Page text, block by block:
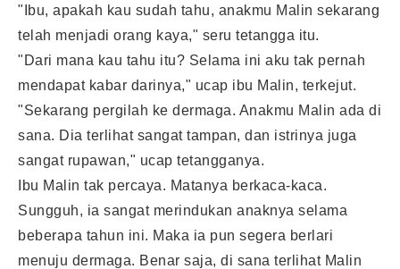
"Ibu, apakah kau sudah tahu, anakmu Malin sekarang
telah menjadi orang kaya," seru tetangga itu.
"Dari mana kau tahu itu? Selama ini aku tak pernah
mendapat kabar darinya," ucap ibu Malin, terkejut.
"Sekarang pergilah ke dermaga. Anakmu Malin ada di
sana. Dia terlihat sangat tampan, dan istrinya juga
sangat rupawan," ucap tetangganya.
Ibu Malin tak percaya. Matanya berkaca-kaca.
Sungguh, ia sangat merindukan anaknya selama
beberapa tahun ini. Maka ia pun segera berlari
menuju dermaga. Benar saja, di sana terlihat Malin